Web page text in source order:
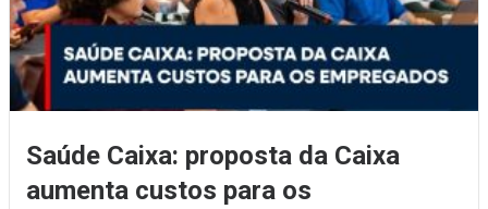
Saúde Caixa: proposta da Caixa
aumenta custos para os